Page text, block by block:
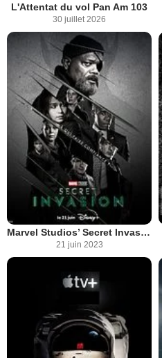
L'Attentat du vol Pan Am 103
30 juillet 2026
Marvel Studios’ Secret Invasion
21 juin 2023